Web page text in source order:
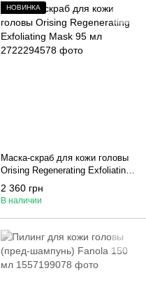
НОВИНКА
Маска-скраб для кожи головы
Orising Regenerating Exfoliating
Mask 95 мл
2 360 грн
В наличии